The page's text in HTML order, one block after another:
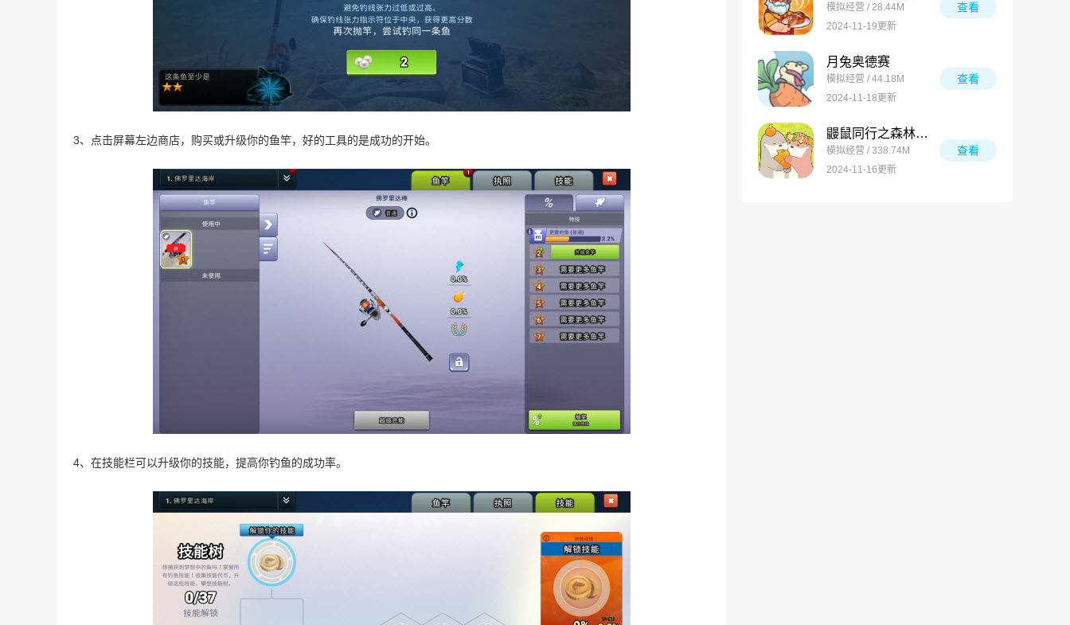
3、点击屏幕左边商店，购买或升级你的鱼竿，好的工具的是成功的开始。
4、在技能栏可以升级你的技能，提高你钓鱼的成功率。
模拟经营 / 28.44M
2024-11-19更新
查看
月兔奥德赛
模拟经营 / 44.18M
2024-11-18更新
查看
鼹鼠同行之森林之家万圣节版
模拟经营 / 338.74M
2024-11-16更新
查看